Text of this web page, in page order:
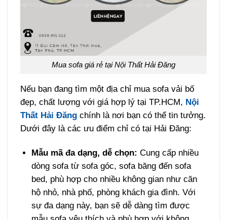
Mua sofa giá rẻ tại Nội Thất Hải Đăng
Nếu bạn đang tìm một địa chỉ mua sofa vải bố
đẹp, chất lượng với giá hợp lý tại TP.HCM, Nội
Thất Hải Đăng chính là nơi bạn có thể tin tưởng.
Dưới đây là các ưu điểm chỉ có tại Hải Đăng:
Mẫu mã đa dạng, dễ chọn:Cung cấp nhiều
dòng sofa từ sofa góc, sofa băng đến sofa
bed, phù hợp cho nhiều không gian như căn
hộ nhỏ, nhà phố, phòng khách gia đình. Với
sự đa dạng này, bạn sẽ dễ dàng tìm được